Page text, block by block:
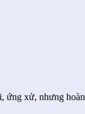
ứng xử, nhưng hoàn